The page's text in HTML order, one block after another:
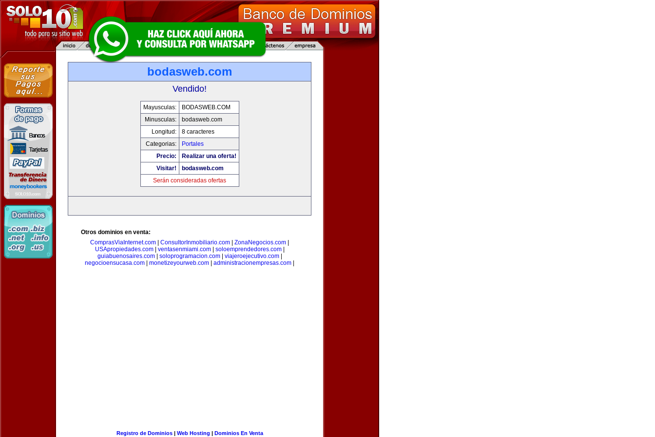
bodasweb.com
Vendido!
Mayusculas:
BODASWEB.COM
Minusculas:
bodasweb.com
Longitud:
8 caracteres
Categorias:
Portales
Precio:
Realizar una oferta!
Visitar!
bodasweb.com
Serán consideradas ofertas
Otros dominios en venta:
ComprasViaInternet.com
ConsultorInmobiliario.com ZonaNegocios.com
USApropiedades.com| ventasenmiami.com| soloemprendedores.com|
guiabuenosaires.com| soloprogramacion.com| viajeroejecutivo.com|
negocioensucasa.com
monetizeyourweb.com administracionempresas.com
Registro de Dominios| Web Hosting | Dominios En Venta